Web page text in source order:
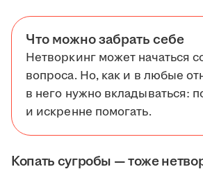
Что можно забрать себе
Нетворкинг может начаться
вопроса. Но, как и в любые
в него нужно вкладываться:
и искренне помогать.
Копать сугробы — тоже